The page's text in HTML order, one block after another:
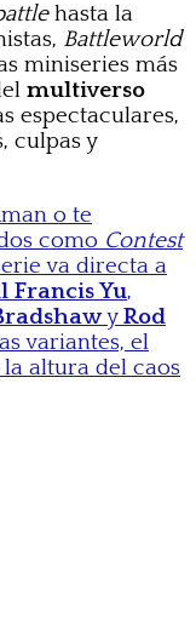
hasta la
Battleworld
miniseries más
multiverso
espectaculares,
culpas y
o te
como Contest
va directa a
Francis Yu,
yRod
variantes, el
altura del caos